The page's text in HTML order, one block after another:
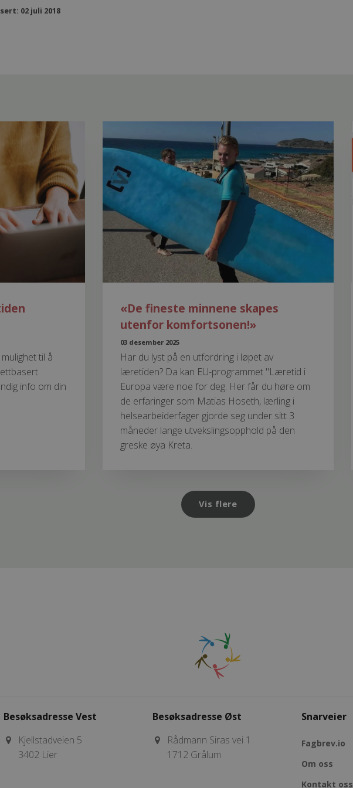
02 juli 2018
til å
info om din
«De fineste minnene skapes
utenfor komfortsonen!»
03 desember 2025
Har du lyst på en utfordring i løpet av
læretiden? Da kan EU-programmet "Læretid i
Europa være noe for deg. Her får du høre om
de erfaringer som Matias Hoseth, lærling i
helsearbeiderfager gjorde seg under sitt 3
måneder lange utvekslingsopphold på den
greske øya Kreta.
Vis flere
Besøksadresse Vest
Kjellstadveien 5
3402 Lier
Besøksadresse Øst
Rådmann Siras vei 1
1712 Grålum
Snarveier
Fagbrev.io
Om oss
Kontakt oss